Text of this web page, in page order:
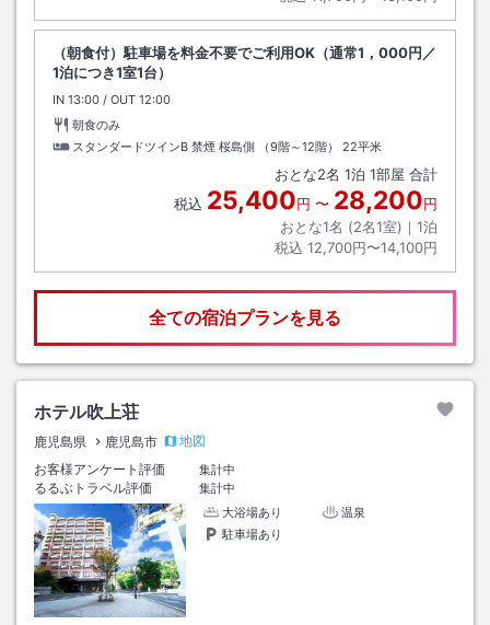
（朝食付）駐車場を料金不要でご利用OK（通常1，000円／
1泊につき1室1台）
IN チェックイン
13:00 / OUT チェックアウト
12:00
朝食のみ
スタンダードツインB 禁煙 桜島側 （9階～12階）
22平米
おとな2名 1泊 1部屋 合計
税込 25,400円 〜 28,200円
おとな1名 (2名1室)｜ 1泊
税込 12,700円〜14,100円
全ての宿泊プランを見る
ホテル吹上荘
鹿児島県 鹿児島市
地図
お客様アンケート評価
集計中
るるぶトラベル評価
集計中
大浴場あり
温泉
駐車場あり